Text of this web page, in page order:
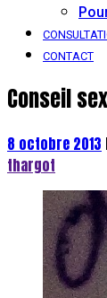
CONTACT
Conseil
8 octobre 2013
thargot